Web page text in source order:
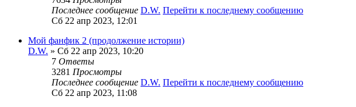
Последнее сообщение D.W. Перейти к последнему сообщению
Сб 22 апр 2023, 12:01
Мой фанфик 2 (продолжение истории)
D.W. » Сб 22 апр 2023, 10:20
7 Ответы
3281 Просмотры
Последнее сообщение D.W. Перейти к последнему сообщению
Сб 22 апр 2023, 11:08